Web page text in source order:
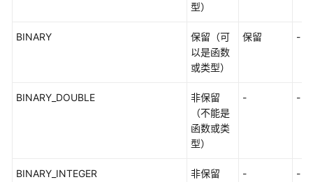
列
换
型）
BINARY
保留（可
以是函数
或类型）
保留 -
BINARY_DOUBLE
非保留
（不能是
函数或类
型）
- -
BINARY_INTEGER
非保留
- -